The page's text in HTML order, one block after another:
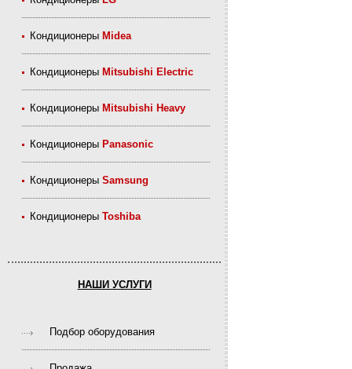
Кондиционеры Midea
Кондиционеры Mitsubishi Electric
Кондиционеры Mitsubishi Heavy
Кондиционеры Panasonic
КондиционерыSamsung
КондиционерыToshiba
НАШИ УСЛУГИ
Подбор оборудования